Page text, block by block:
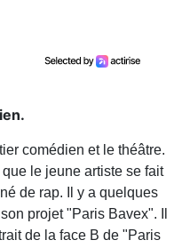
comédien et le théâtre.
que le jeune artiste se fait
de rap. Il y a quelques
projet "Paris Bavex". Il
de la face B de "Paris